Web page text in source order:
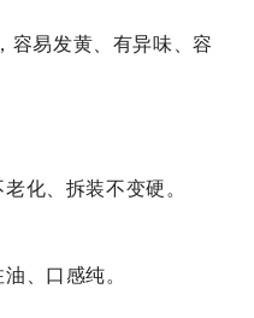
容易发黄、有异味、容
化、拆装不变硬。
、口感纯。